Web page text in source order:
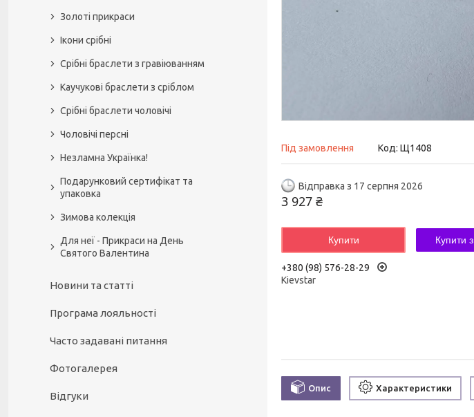
Під замовлення Код: Щ1408
Відправка з 17 серпня 2026
3 927 ₴
Купити Купити з
+380 (98) 576-28-29
Kievstar
Опис Характеристики
Золоті прикраси
Ікони срібні
Срібні браслети з гравіюванням
Каучукові браслети з сріблом
Срібні браслети чоловічі
Чоловічі персні
Незламна Українка!
Подарунковий сертифікат та
упаковка
Зимова колекція
Для неї - Прикраси на День
Святого Валентина
Новини та статті
Програма лояльності
Часто задавані питання
Фотогалерея
Відгуки